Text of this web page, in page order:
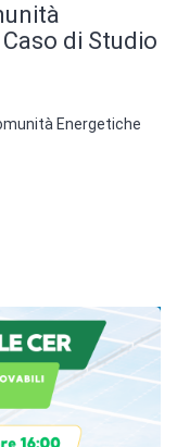
di Studio
Energetiche